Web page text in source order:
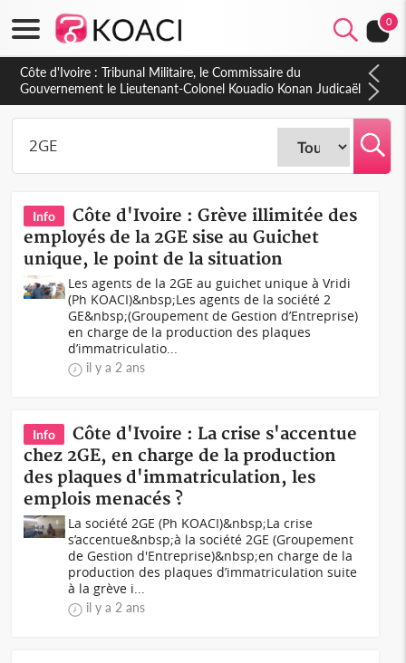
0
Côte d'Ivoire : Tribunal Militaire, le Commissaire du
Gouvernement le Lieutenant-Colonel Kouadio Konan Judicaël
fait le bilan de l'année judiciaire 2025-2026
Info
Côte d'Ivoire : Grève illimitée des
employés de la 2GE sise au Guichet
unique, le point de la situation
Les agents de la 2GE au guichet unique à Vridi
(Ph KOACI)&nbsp;Les agents de la société 2
GE&nbsp;(Groupement de Gestion d’Entreprise)
en charge de la production des plaques
d’immatriculatio...
il y a 2 ans
Info
Côte d'Ivoire : La crise s'accentue
chez 2GE, en charge de la production
des plaques d'immatriculation, les
emplois menacés ?
La société 2GE (Ph KOACI)&nbsp;La crise
s’accentue&nbsp;à la société 2GE (Groupement
de Gestion d'Entreprise)&nbsp;en charge de la
production des plaques d’immatriculation suite
à la grève i...
il y a 2 ans